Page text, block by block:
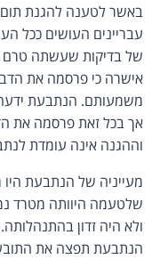
באשר לטענה להגנת
עבריינים העושים ככל
של בדיקות שעשתה
אישרה כי פרסמה את
משמעותם. הנתבעת
אך בכל זאת פרסמה את
וההגנה אינה עומדת
מעייניה של הנתבעת
שלטעמה היוותה מטרד
ולא היה זדון